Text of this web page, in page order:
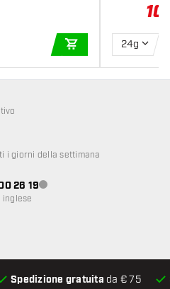
AGGIUNGI AL
24g
Spedizione gratuita da € 75
clienti non disponibile
i giorni della settimana
26 19Servizio clienti non disponibile
inglese